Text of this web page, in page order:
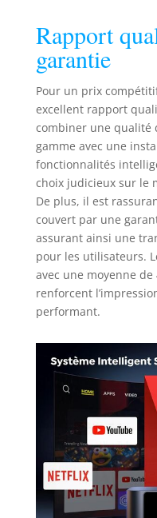
l'allumage,
optimale sur
Double Sens
Netflix
depuis votre
grâce à sa
avancée,
de moments
en famille.
sens
enceintes
transforme
plein air en
Bluetooth
simplement
dédié pour
l'ambiance
vous
musique
【HDMI
offre des
flexibles,
une table,
mural. Avec
retirez le
Rapport
garantie
Pour un prix
excellent rapport
combiner une qualité
gamme avec une
fonctionnalités
choix judicieux sur le
De plus, il est
couvert par une
assurant ainsi une
pour les utilisateurs.
avec une moyenne
renforcent
performant.